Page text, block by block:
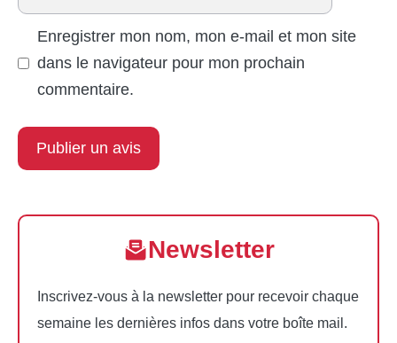
mail
Enregistrer mon nom, mon e-mail et mon site
dans le navigateur pour mon prochain
commentaire.
Newsletter
Inscrivez-vous à la newsletter pour recevoir chaque
semaine les dernières infos dans votre boîte mail.